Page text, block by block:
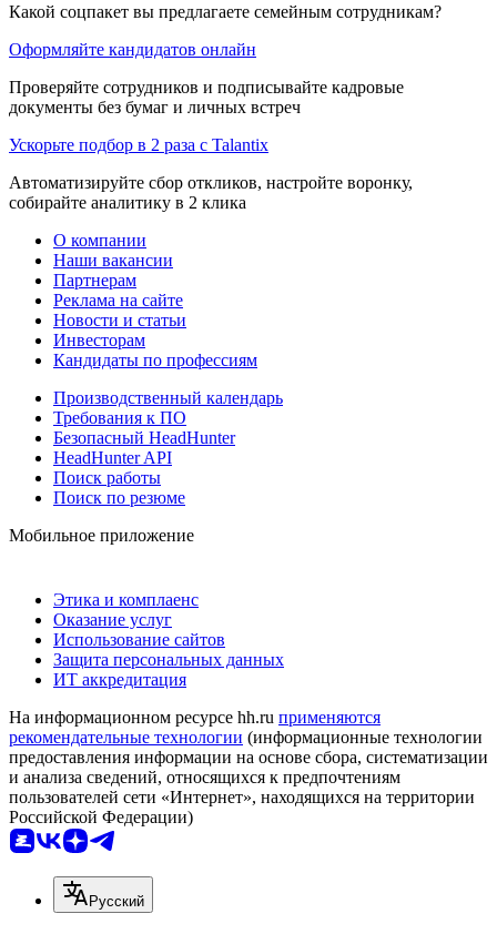
Какой соцпакет вы предлагаете семейным сотрудникам?
Оформляйте кандидатов онлайн
Проверяйте сотрудников и подписывайте кадровые
документы без бумаг и личных встреч
Ускорьте подбор в 2 раза с Talantix
Автоматизируйте сбор откликов, настройте воронку,
собирайте аналитику в 2 клика
О компании
Наши вакансии
Партнерам
Реклама на сайте
Новости и статьи
Инвесторам
Кандидаты по профессиям
Производственный календарь
Требования к ПО
Безопасный HeadHunter
HeadHunter API
Поиск работы
Поиск по резюме
Мобильное приложение
Этика и комплаенс
Оказание услуг
Использование сайтов
Защита персональных данных
ИТ аккредитация
На информационном ресурсе hh.ru применяются
рекомендательные технологии (информационные технологии
предоставления информации на основе сбора, систематизации
и анализа сведений, относящихся к предпочтениям
пользователей сети «Интернет», находящихся на территории
Российской Федерации)
Русский